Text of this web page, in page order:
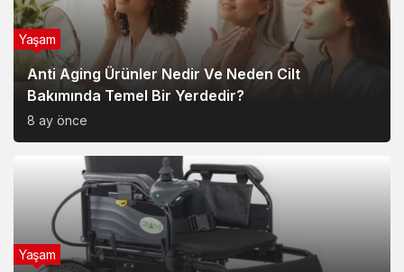
Anti Aging Ürünler Nedir Ve Neden Cilt
Bakımında Temel Bir Yerdedir?
8 ay önce
Yaşam
Yaşam